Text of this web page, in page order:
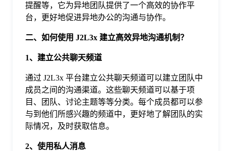
提醒等，它为异地团队提供了一个高效的协作平
台，更好地促进异地办公的沟通与协作。
二、如何使用 J2L3x 建立高效异地沟通机制？
1、建立公共聊天频道
通过 J2L3x 平台建立公共聊天频道可以建立团队中
成员之间的沟通渠道。这些聊天频道可以基于项
目、团队、讨论主题等等分类。每个成员都可以参
与到他们所感兴趣的频道中，更好地了解团队的实
际情况，及时获取信息。
2、使用私人消息